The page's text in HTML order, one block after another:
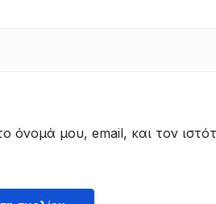
όνομά μου, email, και τον